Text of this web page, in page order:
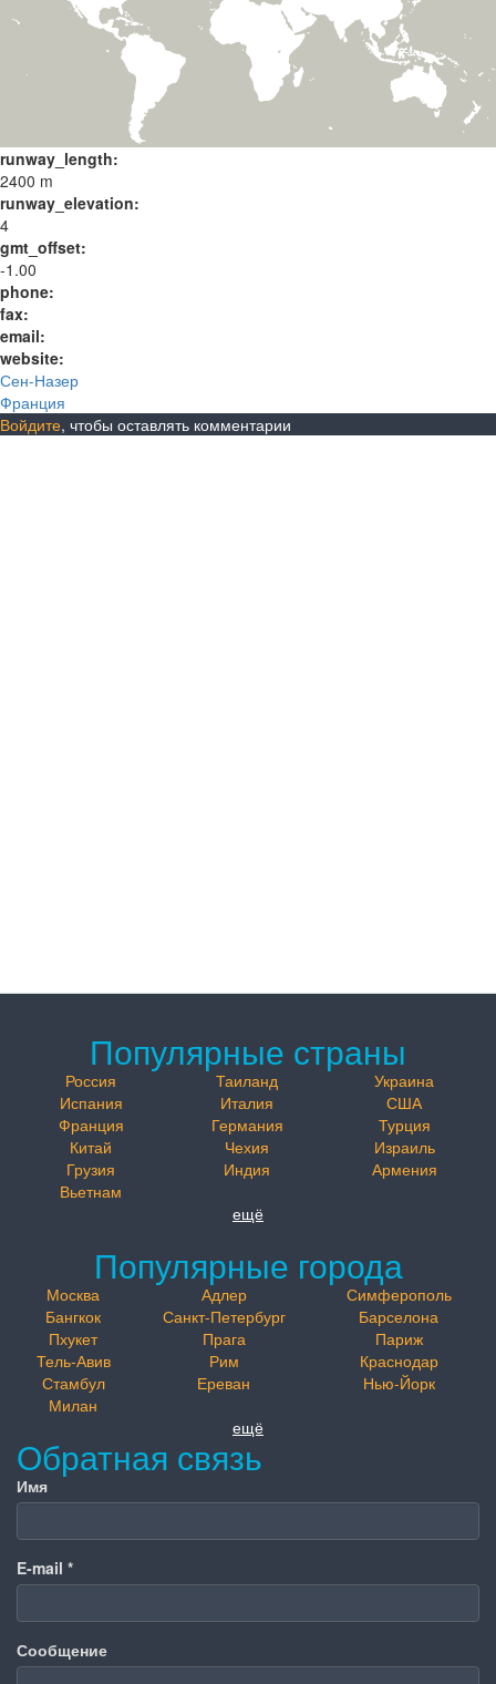
runway_length:
2400 m
runway_elevation:
4
gmt_offset:
-1.00
phone:
fax:
email:
website:
Сен-Назер
Франция
Войдите, чтобы оставлять комментарии
Популярные страны
Россия Таиланд
Украина
Испания
Италия
США
Франция
Германия
Турция
Китай
Чехия
Израиль
Грузия
Индия
Армения
Вьетнам
ещё
Популярные города
Москва Адлер
Симферополь
Бангкок
Санкт-Петербург
Барселона
Пхукет
Прага
Париж
Тель-Авив
Рим
Краснодар
Стамбул
Ереван
Нью-Йорк
Милан
ещё
Обратная связь
Имя
E-mail *
Сообщение